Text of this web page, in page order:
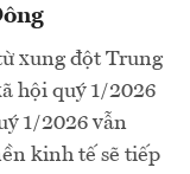
xung đột Trung
hội quý 1/2026
1/2026 vẫn
kinh tế sẽ tiếp